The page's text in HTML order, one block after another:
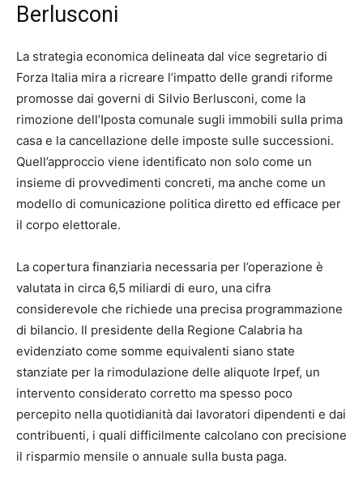
Berlusconi
La strategia economica delineata dal vice segretario di
Forza Italia mira a ricreare l’impatto delle grandi riforme
promosse dai governi di Silvio Berlusconi, come la
rimozione dell’Iposta comunale sugli immobili sulla prima
casa e la cancellazione delle imposte sulle successioni.
Quell’approccio viene identificato non solo come un
insieme di provvedimenti concreti, ma anche come un
modello di comunicazione politica diretto ed efficace per
il corpo elettorale.
La copertura finanziaria necessaria per l’operazione è
valutata in circa 6,5 miliardi di euro, una cifra
considerevole che richiede una precisa programmazione
di bilancio. Il presidente della Regione Calabria ha
evidenziato come somme equivalenti siano state
stanziate per la rimodulazione delle aliquote Irpef, un
intervento considerato corretto ma spesso poco
percepito nella quotidianità dai lavoratori dipendenti e dai
contribuenti, i quali difficilmente calcolano con precisione
il risparmio mensile o annuale sulla busta paga.